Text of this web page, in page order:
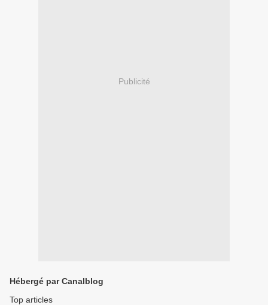
Publicité
Hébergé par Canalblog
Top articles